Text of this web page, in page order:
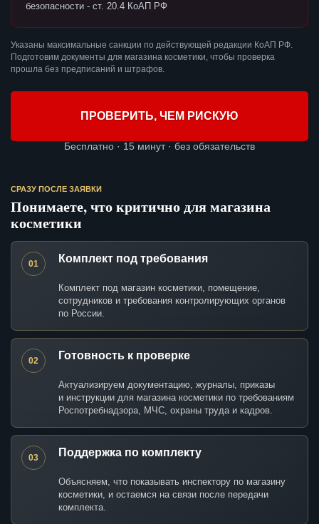
безопасности - ст. 20.4 КоАП РФ
Указаны максимальные санкции по действующей редакции КоАП РФ.
Подготовим документы для магазина косметики, чтобы проверка
прошла без предписаний и штрафов.
ПРОВЕРИТЬ, ЧЕМ РИСКУЮ
Бесплатно · 15 минут · без обязательств
СРАЗУ ПОСЛЕ ЗАЯВКИ
Понимаете, что критично для магазина
косметики
01 Комплект под требования
Комплект под магазин косметики, помещение,
сотрудников и требования контролирующих органов
по России.
02 Готовность к проверке
Актуализируем документацию, журналы, приказы
и инструкции для магазина косметики по требованиям
Роспотребнадзора, МЧС, охраны труда и кадров.
03 Поддержка по комплекту
Объясняем, что показывать инспектору по магазину
косметики, и остаемся на связи после передачи
комплекта.